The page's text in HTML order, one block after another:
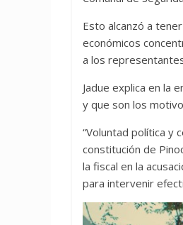
Esto alcanzó a
económicos
a los
Jadue explica en la
y que son los
“Voluntad política y
constitución de
la fiscal en la
para intervenir